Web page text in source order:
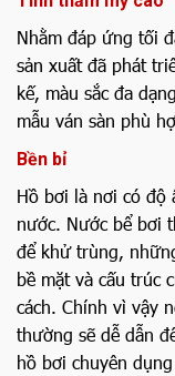
Nhằm đáp ứng tối
sản xuất đã phát
kế, màu sắc đa
mẫu ván sàn phù
Bền bỉ
Hồ bơi là nơi có độ
nước. Nước bể bơi
để khử trùng,
bề mặt và cấu trúc
cách. Chính vì vậy
thường sẽ dễ dẫn
hồ bơi chuyên